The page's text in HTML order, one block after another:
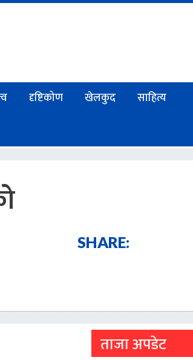
दृष्टिकोण खेलकुद
साहित्य
SHARE:
ताजा अपडेट